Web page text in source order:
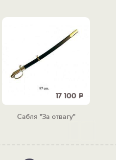
17 100 Р
Сабля "За отвагу"